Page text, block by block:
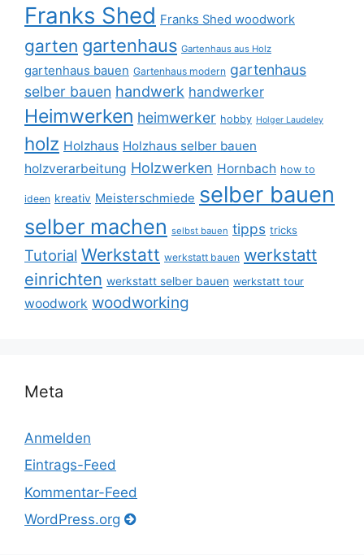
Franks Shed Franks Shed woodwork
garten gartenhaus Gartenhaus aus Holz
gartenhaus bauen Gartenhaus modern gartenhaus
selber bauen handwerk handwerker
Heimwerken heimwerker hobby Holger Laudeley
holz Holzhaus Holzhaus selber bauen
holzverarbeitung Holzwerken Hornbach how to
ideen kreativ Meisterschmiede selber bauen
selber machen selbst bauen tipps tricks
Tutorial Werkstatt werkstatt bauen werkstatt
einrichten werkstatt selber bauen werkstatt tour
woodwork woodworking
Meta
Anmelden
Eintrags-Feed
Kommentar-Feed
WordPress.org